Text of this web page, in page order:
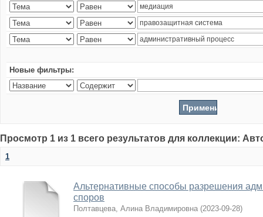
Новые фильтры:
Просмотр 1 из 1 всего результатов для коллекции:
1
Альтернативные способы разрешения
споров
Полтавцева, Алина Владимировна (2023-09-28)